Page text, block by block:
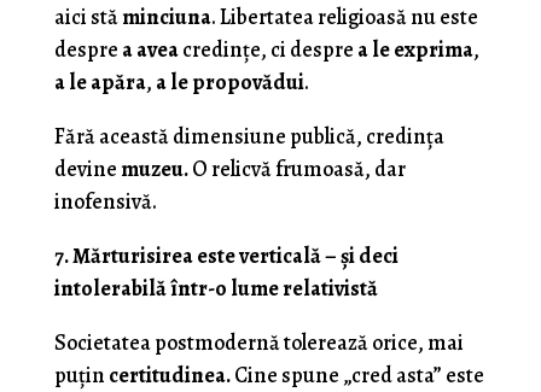
aici stăminciuna. Libertatea religioasă nu este
despre a aveacredințe, ci despre a le exprima,
a le apăra, a le propovădui.
Fără această dimensiune publică, credința
devinemuzeu.O relicvă frumoasă, dar
inofensivă.
7. Mărturisirea este verticală – și deci
intolerabilă într-o lume relativistă
Societatea postmodernă tolerează orice, mai
puțin certitudinea.Cine spune „cred asta” este